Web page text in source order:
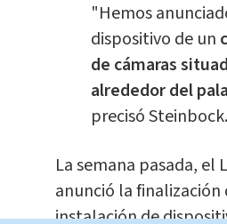
"Hemos
dispositivo de un
de cámaras
alrededor del
precisó Steinbock.
La semana pasada, el
anunció la finalización
instalación de